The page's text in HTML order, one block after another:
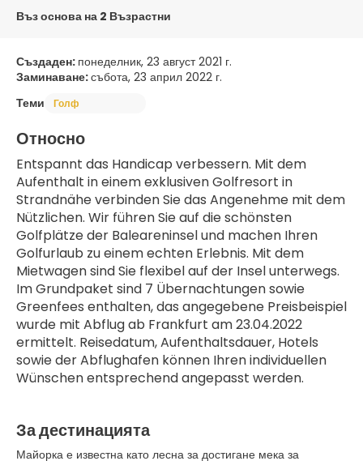
Въз основа на 2 Възрастни
Създаден: понеделник, 23 август 2021 г.
Заминаване:събота, 23 април 2022 г.
Теми
Голф
Относно
Entspannt das Handicap verbessern. Mit dem
Aufenthalt in einem exklusiven Golfresort in
Strandnähe verbinden Sie das Angenehme mit dem
Nützlichen. Wir führen Sie auf die schönsten
Golfplätze der Baleareninsel und machen Ihren
Golfurlaub zu einem echten Erlebnis. Mit dem
Mietwagen sind Sie flexibel auf der Insel unterwegs.
Im Grundpaket sind 7 Übernachtungen sowie
Greenfees enthalten, das angegebene Preisbeispiel
wurde mit Abflug ab Frankfurt am 23.04.2022
ermittelt. Reisedatum, Aufenthaltsdauer, Hotels
sowie der Abflughafen können Ihren individuellen
Wünschen entsprechend angepasst werden.
За дестинацията
Майорка е известна като лесна за достигане мека за